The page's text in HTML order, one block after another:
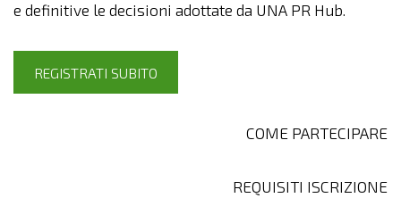
e definitive le decisioni adottate da UNA PR Hub.
REGISTRATI SUBITO
COME PARTECIPARE
REQUISITI ISCRIZIONE